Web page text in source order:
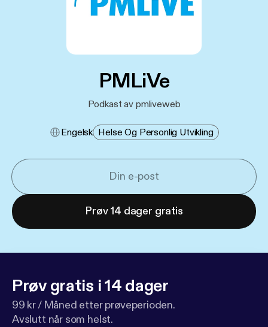
PMLiVe
Podkast av pmliveweb
Engelsk Helse Og Personlig Utvikling
Prøv 14 dager gratis
Prøv gratis i 14 dager
99 kr / Måned etter prøveperioden.
Avslutt når som helst.